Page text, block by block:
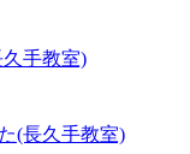
手教室)
(長久手教室)